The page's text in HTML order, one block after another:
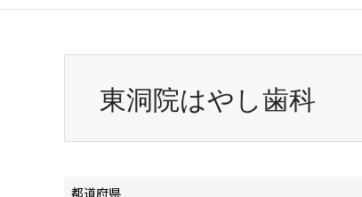
東洞院はやし歯科
都道府県